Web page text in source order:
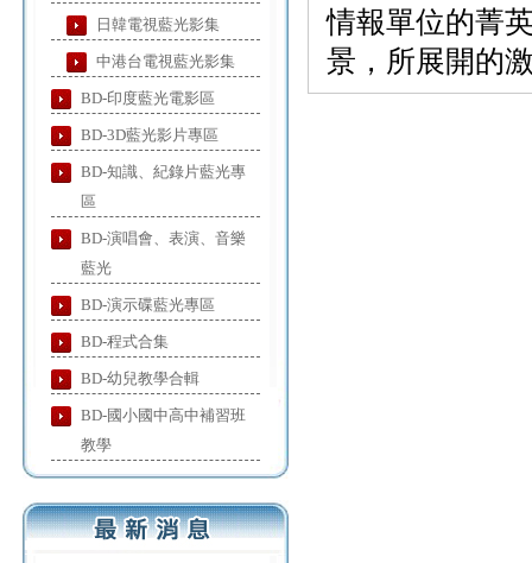
日韓電視藍光影集
中港台電視藍光影集
BD-印度藍光電影區
BD-3D藍光影片專區
BD-知識、紀錄片藍光專
區
BD-演唱會、表演、音樂
藍光
BD-演示碟藍光專區
BD-程式合集
BD-幼兒教學合輯
BD-國小國中高中補習班
教學
情報單位的菁
景，所展開的